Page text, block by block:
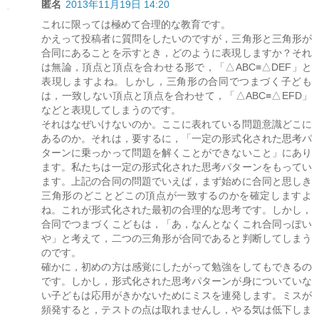
匿名 2013年11月19日 14:20
これに限っては極めて合理的な教育です。
かえって投稿者に質問をしたいのですが，三角形と三角形が
合同にあることを示すとき，どのように表現しますか？それ
は無論，頂点と頂点を合わせる形で，「△ABC≡△DEF」と
表現しますよね。しかし，三角形の合同でつまづく子ども
は，一致しない頂点と頂点を合わせて，「△ABC≡△EFD」
などと表現してしまうのです。
それはなぜいけないのか。ここに表れている問題意識どこに
あるのか。それは，要するに，「一定の形式化された思考パ
ターンに乗っかって問題を解くことができないこと」にあり
ます。私たちは一定の形式化された思考パターンをもってい
ます。上記の合同の問題でいえば，まず始めに合同と思しき
三角形のどことどこの頂点が一致するのかを確定しますよ
ね。これが形式化された最初の合理的な思考です。しかし，
合同でつまづくこどもは，「あ，なんとなくこれ合同っぽい
や」と考えて，二つの三角形が合同であると判断してしまう
のです。
確かに，初めの方は感覚にしたがって勉強をしてもできるの
です。しかし，形式化された思考パターンが身についていな
い子どもは応用がきかないためにミスを連発します。ミスが
頻発すると，テストの点は取れませんし，やる気は低下しま